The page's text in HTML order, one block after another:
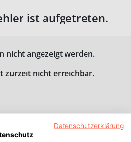
ist aufgetreten.
nicht angezeigt werden.
zurzeit nicht erreichbar.
Datenschutzerklärung